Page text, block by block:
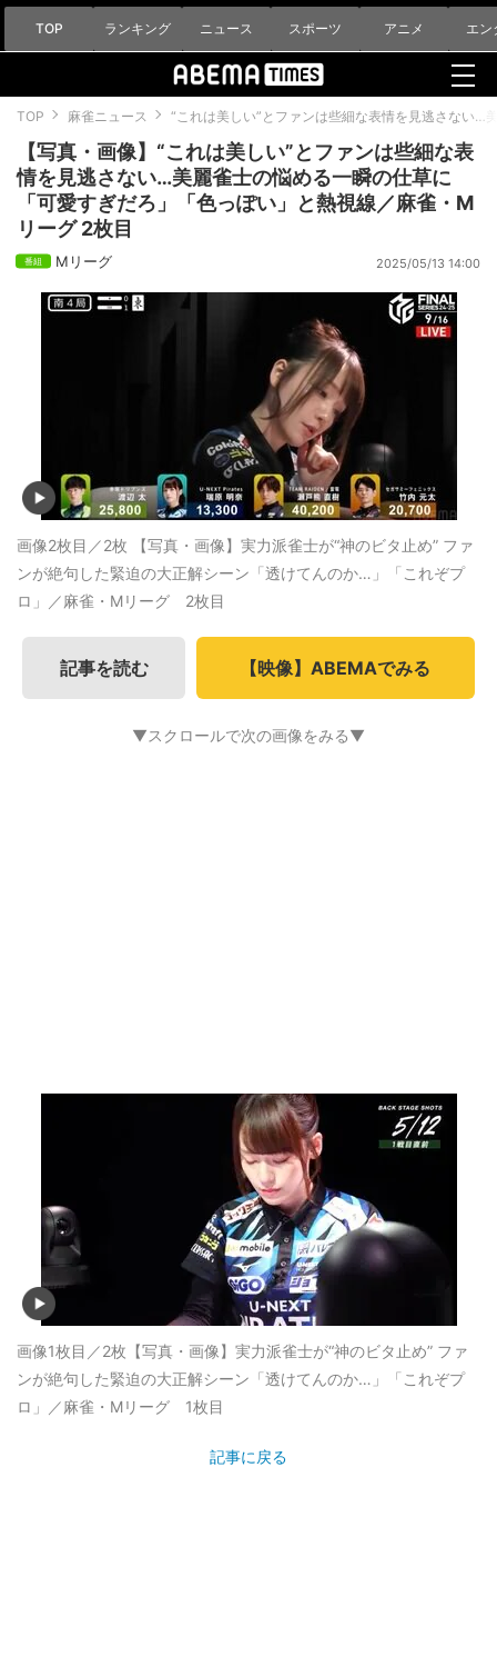
TOP ランキング ニュース スポーツ アニメ エン
TOP 麻雀ニュース “これは美しい”とファンは些細な表情を見逃さない…
【写真・画像】“これは美しい”とファンは些細な表
情を見逃さない…美麗雀士の悩める一瞬の仕草に
「可愛すぎだろ」「色っぽい」と熱視線／麻雀・M
リーグ 2枚目
Mリーグ 2025/05/13 14:00
画像2枚目／2枚 【写真・画像】実力派雀士が“神のビタ止め” ファ
ンが絶句した緊迫の大正解シーン「透けてんのか…」「これぞプ
ロ」／麻雀・Mリーグ 2枚目
記事を読む 【映像】ABEMAでみる
▼スクロールで次の画像をみる▼
画像1枚目／2枚 【写真・画像】実力派雀士が“神のビタ止め” ファ
ンが絶句した緊迫の大正解シーン「透けてんのか…」「これぞプ
ロ」／麻雀・Mリーグ 1枚目
記事に戻る